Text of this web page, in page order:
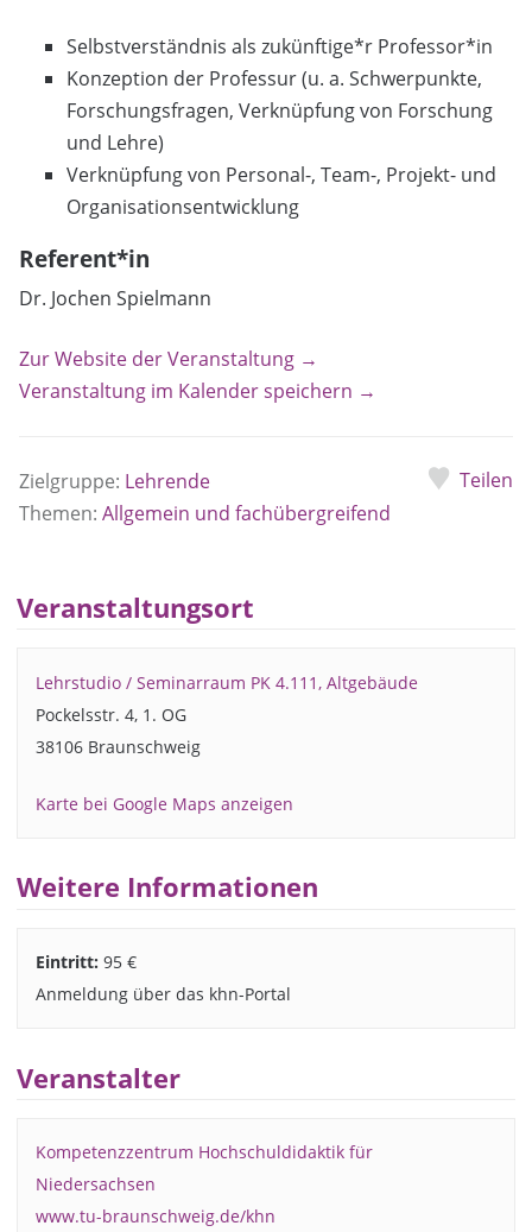
Selbstverständnis als zukünftige*r Professor*in
Konzeption der Professur (u. a. Schwerpunkte,
Forschungsfragen, Verknüpfung von Forschung
und Lehre)
Verknüpfung von Personal-, Team-, Projekt- und
Organisationsentwicklung
Referent*in
Dr. Jochen Spielmann
Zur Website der Veranstaltung →
Veranstaltung im Kalender speichern →
Zielgruppe: Lehrende
Themen: Allgemein und fachübergreifend
Teilen
Veranstaltungsort
Lehrstudio / Seminarraum PK 4.111, Altgebäude
Pockelsstr. 4, 1. OG
38106 Braunschweig
Karte bei Google Maps anzeigen
Weitere Informationen
Eintritt: 95 €
Anmeldung über das khn-Portal
Veranstalter
Kompetenzzentrum Hochschuldidaktik für
Niedersachsen
www.tu-braunschweig.de/khn